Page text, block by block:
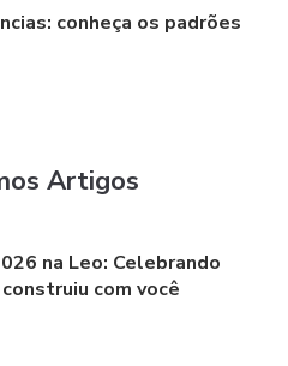
conheça os padrões
Artigos
na Leo: Celebrando
com você